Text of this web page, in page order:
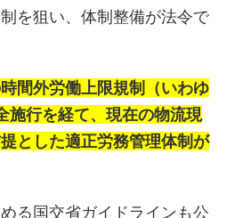
を狙い、体制整備が法令で
間外労働上限規制（いわゆ
施行を経て、現在の物流現
とした適正労務管理体制が
る国交省ガイドラインも公